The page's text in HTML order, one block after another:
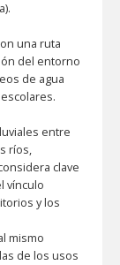
una ruta
del entorno
de agua
entre
ríos,
clave
vínculo
y los
mismo
de los usos